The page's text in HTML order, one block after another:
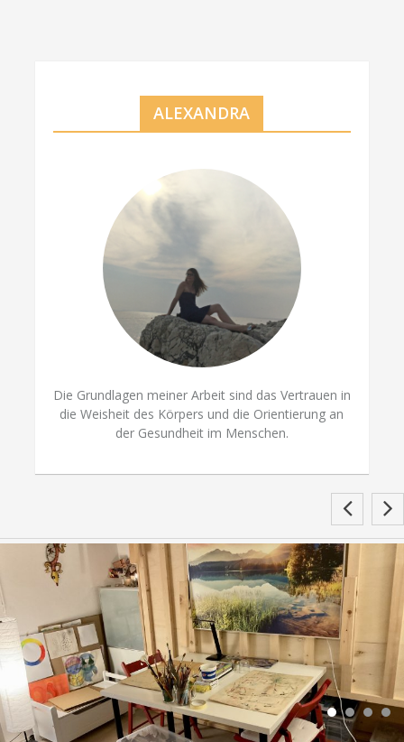
ALEXANDRA
Die Grundlagen meiner Arbeit sind das Vertrauen in
die Weisheit des Körpers und die Orientierung an
der Gesundheit im Menschen.